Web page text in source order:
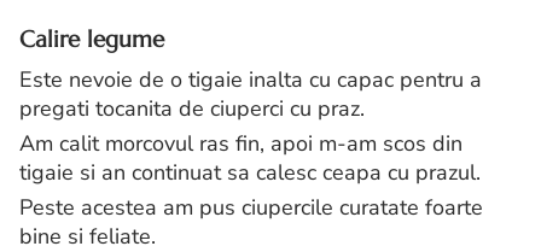
Calire legume
Este nevoie de o tigaie inalta cu capac pentru a
pregati tocanita de ciuperci cu praz.
Am calit morcovul ras fin, apoi m-am scos din
tigaie si an continuat sa calesc ceapa cu prazul.
Peste acestea am pus ciupercile curatate foarte
bine si feliate.